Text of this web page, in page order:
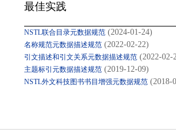
最佳实践
NSTL联合目录元数据规范 (2024-01-24)
名称规范元数据描述规范 (2022-02-22)
引文描述和引文关系元数据描述规范 (2022-02-
主题标引元数据描述规范 (2019-12-09)
NSTL外文科技图书书目增强元数据规范 (2018-